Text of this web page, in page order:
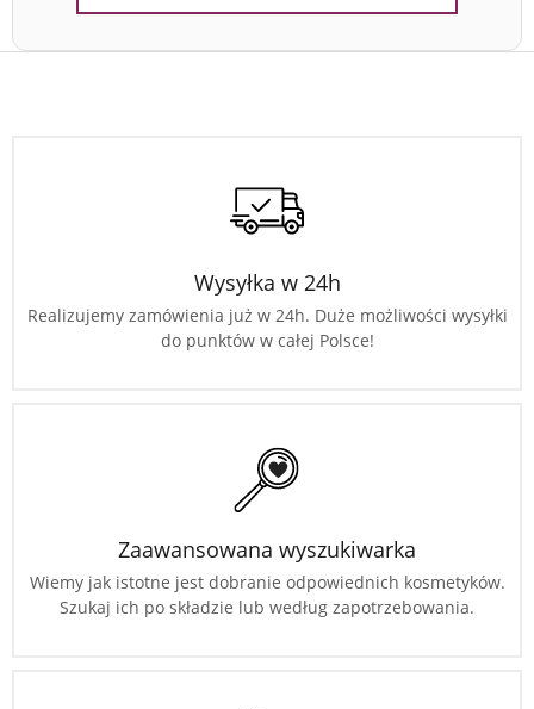
Wysyłka w 24h
Realizujemy zamówienia już w 24h. Duże możliwości wysyłki
do punktów w całej Polsce!
Zaawansowana wyszukiwarka
Wiemy jak istotne jest dobranie odpowiednich kosmetyków.
Szukaj ich po składzie lub według zapotrzebowania.